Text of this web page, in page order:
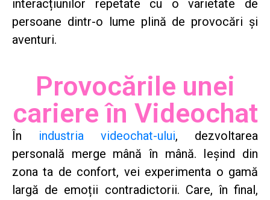
interacțiunilor repetate cu o varietate de
persoane dintr-o lume plină de provocări și
aventuri.
Provocările unei
cariere în Videochat
În industria videochat-ului, dezvoltarea
personală merge mână în mână. Ieșind din
zona ta de confort, vei experimenta o gamă
largă de emoții contradictorii. Care, în final,